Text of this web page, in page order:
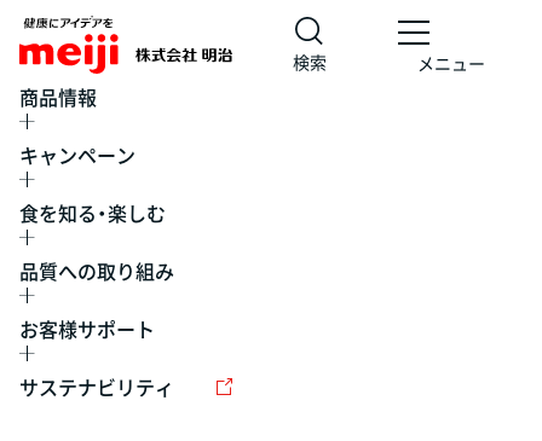
検索 メニュー
商品情報
キャンペーン
食を知る・楽しむ
品質への取り組み
お客様サポート
サステナビリティ